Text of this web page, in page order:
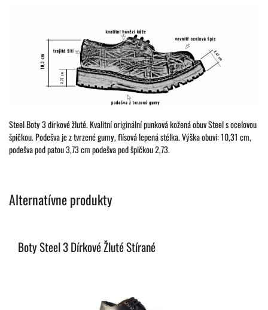
Steel Boty 3 dírkové žluté. Kvalitní originální punková kožená obuv Steel s ocelovou
špičkou. Podešva je z tvrzené gumy, flísová lepená stélka. Výška obuvi: 10,31 cm,
podešva pod patou 3,73 cm podešva pod špičkou 2,73.
Alternatívne produkty
Boty Steel 3 Dírkové Žluté Stírané